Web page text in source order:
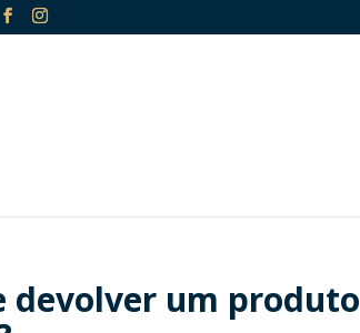
devolver um produto